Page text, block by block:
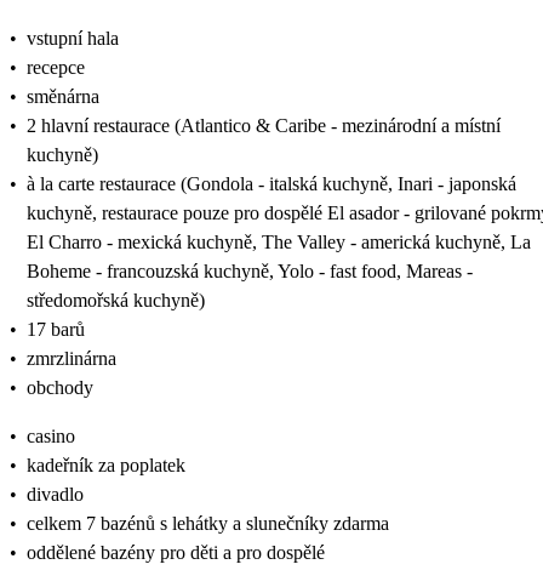
• vstupní hala
• recepce
• směnárna
• 2 hlavní restaurace (Atlantico & Caribe - mezinárodní a místní
kuchyně)
• à la carte restaurace (Gondola - italská kuchyně, Inari - japonská
kuchyně, restaurace pouze pro dospělé El asador - grilované
El Charro - mexická kuchyně, The Valley - americká kuchyně, La
Boheme - francouzská kuchyně, Yolo - fast food, Mareas -
středomořská kuchyně)
• 17 barů
• zmrzlinárna
• obchody
• casino
• kadeřník za poplatek
• divadlo
• celkem 7 bazénů s lehátky a slunečníky zdarma
• oddělené bazény pro děti a pro dospělé